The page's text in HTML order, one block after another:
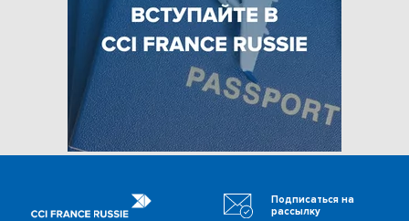
Подписаться на
рассылку